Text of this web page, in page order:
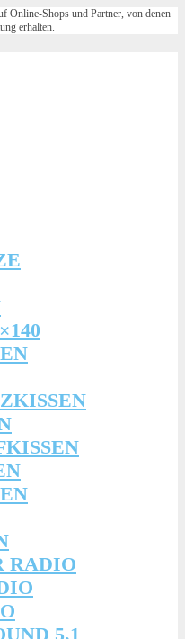
Online-Shops und Partner, von denen
erhalten.
RADIO
5.1